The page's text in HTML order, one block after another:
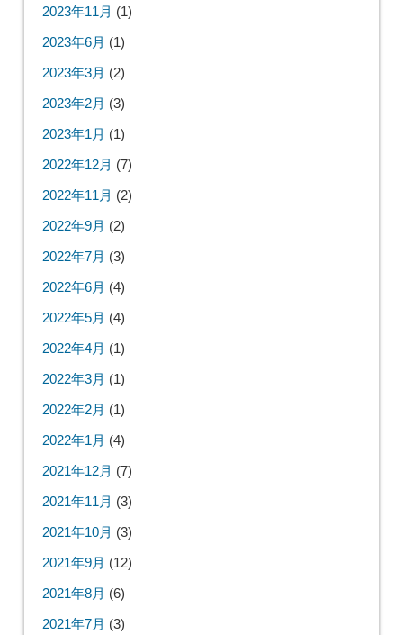
2023年11月 (1)
2023年6月 (1)
2023年3月 (2)
2023年2月 (3)
2023年1月 (1)
2022年12月 (7)
2022年11月 (2)
2022年9月 (2)
2022年7月 (3)
2022年6月 (4)
2022年5月 (4)
2022年4月 (1)
2022年3月 (1)
2022年2月 (1)
2022年1月 (4)
2021年12月 (7)
2021年11月 (3)
2021年10月 (3)
2021年9月 (12)
2021年8月 (6)
2021年7月 (3)